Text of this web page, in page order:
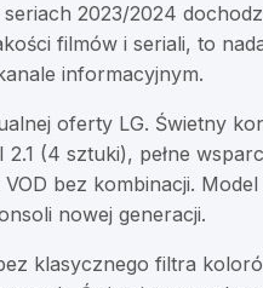
2023/2024
filmów i seriali, to
informacyjnym.
oferty LG. Świetny
(4 sztuki), pełne
bez kombinacji.
nowej generacji.
klasycznego filtra